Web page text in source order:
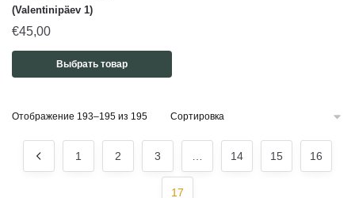
(Valentinipäev 1)
€45,00
Выбрать товар
Отображение 193–195 из 195
1 2 3 14 15 16
17